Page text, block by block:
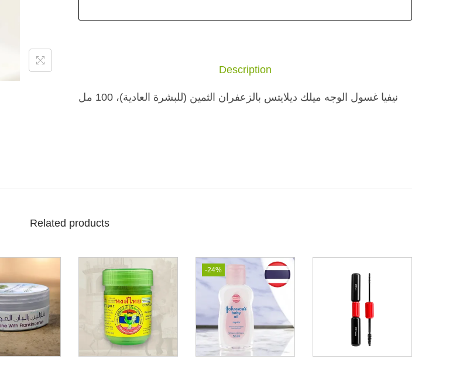
Description
نيفيا غسول الوجه ميلك ديلايتس بالزعفران الثمين (للبشرة العادية)، مل
Related products
-24%